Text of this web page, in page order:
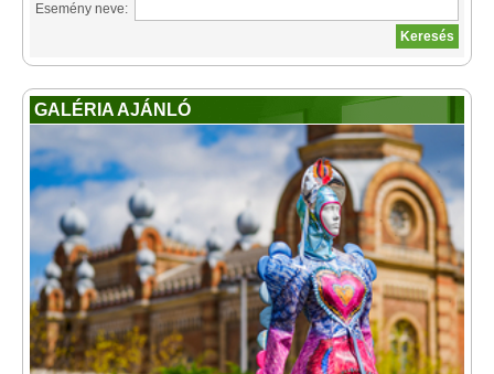
Esemény neve:
GALÉRIA AJÁNLÓ